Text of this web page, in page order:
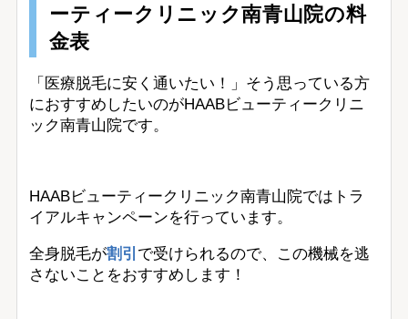
ーティークリニック南青山院の料
金表
「医療脱毛に安く通いたい！」そう思っている方
におすすめしたいのがHAABビューティークリニ
ック南青山院です。
HAABビューティークリニック南青山院ではトラ
イアルキャンペーンを行っています。
全身脱毛が割引 で受けられるので、この機械を逃
さないことをおすすめします！